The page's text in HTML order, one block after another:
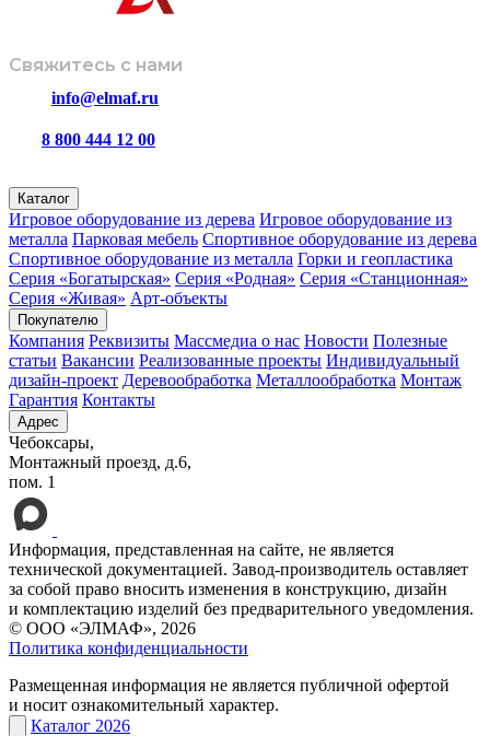
Свяжитесь с нами
info@elmaf.ru
8 800 444 12 00
Каталог
Игровое оборудование из дерева Игровое оборудование из
металла Парковая мебель Спортивное оборудование из дерева
Спортивное оборудование из металла Горки и геопластика
Серия «Богатырская» Серия «Родная» Серия «Станционная»
Серия «Живая» Арт-объекты
Покупателю
Компания Реквизиты Массмедиа о нас Новости Полезные
статьи Вакансии Реализованные проекты Индивидуальный
дизайн-проект Деревообработка Металлообработка Монтаж
Гарантия Контакты
Адрес
Чебоксары,
Монтажный проезд, д.6,
пом. 1
Информация, представленная на сайте, не является
технической документацией. Завод-производитель оставляет
за собой право вносить изменения в конструкцию, дизайн
и комплектацию изделий без предварительного уведомления.
© ООО «ЭЛМАФ», 2026
Политика конфиденциальности
Размещенная информация не является публичной офертой
и носит ознакомительный характер.
Каталог 2026